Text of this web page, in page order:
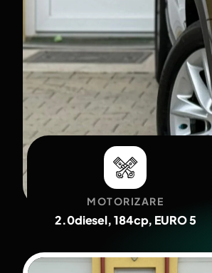
MOTORIZARE
2.0diesel, 184cp, EURO 5